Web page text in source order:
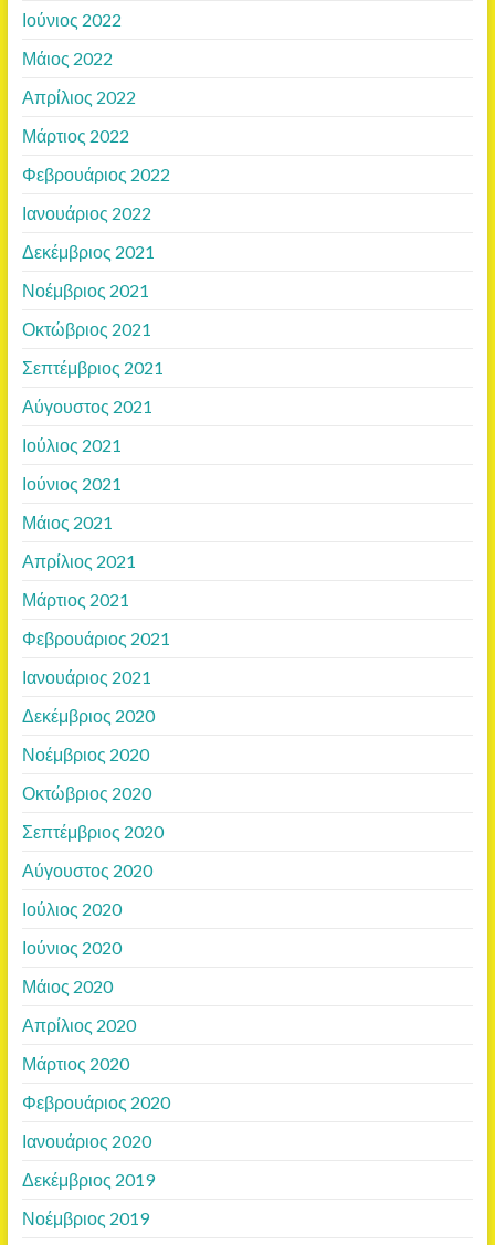
Ιούνιος 2022
Μάιος 2022
Απρίλιος 2022
Μάρτιος 2022
Φεβρουάριος 2022
Ιανουάριος 2022
Δεκέμβριος 2021
Νοέμβριος 2021
Οκτώβριος 2021
Σεπτέμβριος 2021
Αύγουστος 2021
Ιούλιος 2021
Ιούνιος 2021
Μάιος 2021
Απρίλιος 2021
Μάρτιος 2021
Φεβρουάριος 2021
Ιανουάριος 2021
Δεκέμβριος 2020
Νοέμβριος 2020
Οκτώβριος 2020
Σεπτέμβριος 2020
Αύγουστος 2020
Ιούλιος 2020
Ιούνιος 2020
Μάιος 2020
Απρίλιος 2020
Μάρτιος 2020
Φεβρουάριος 2020
Ιανουάριος 2020
Δεκέμβριος 2019
Νοέμβριος 2019